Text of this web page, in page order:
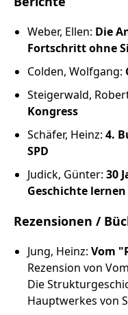
Weber, Ellen: Die
Fortschritt ohne
Colden, Wolfgang:
Steigerwald,
Kongress
Schäfer, Heinz: 4.
SPD
Judick, Günter: 30
Geschichte
Rezensionen /
Jung, Heinz: Vom
Rezension von
Die
Hauptwerkes von